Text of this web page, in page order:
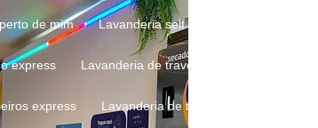
de mim Lavanderia self service perto de mim
express Lavanderia de travesseiros
express Lavanderia de travesseiros perto de